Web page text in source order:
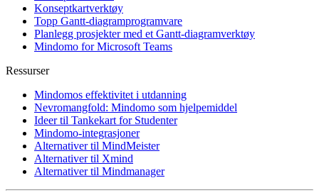
Konseptkartverktøy
Topp Gantt-diagramprogramvare
Planlegg prosjekter med et Gantt-diagramverktøy
Mindomo for Microsoft Teams
Ressurser
Mindomos effektivitet i utdanning
Nevromangfold: Mindomo som hjelpemiddel
Ideer til Tankekart for Studenter
Mindomo-integrasjoner
Alternativer til MindMeister
Alternativer til Xmind
Alternativer til Mindmanager